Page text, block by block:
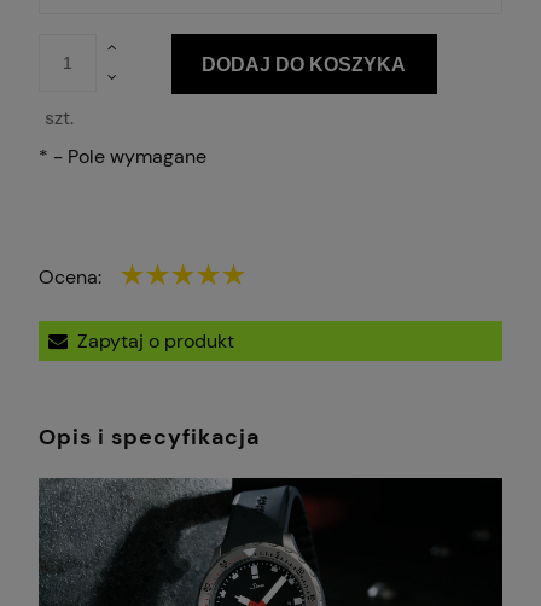
szt.
DODAJ DO KOSZYKA
* - Pole wymagane
Ocena:
Zapytaj o produkt
Opis i specyfikacja